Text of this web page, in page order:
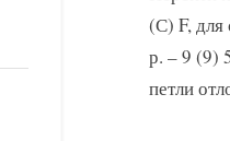
(С) F, для
р. – 9 (9)
петли